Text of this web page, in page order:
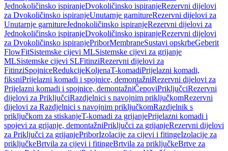
Jednokoličinsko ispiranjeDvokoličinsko ispiranjeRezervni dijelovi
za Dvokoličinsko ispiranjeUnutarnje garnitureRezervni dijelovi za
Unutarnje garnitureJednokoličinsko ispiranjeRezervni dijelovi za
Jednokoličinsko ispiranjeDvokoličinsko ispiranjeRezervni dijelovi
za Dvokoličinsko ispiranjePriborMembraneSustavi opskrbeGeberit
FlowFitSistemske cijevi MLSistemske cijevi za grijanje
MLSistemske cijevi SLFitinziRezervni dijelovi za
FitinziSpojniceRedukcijeKoljenaT-komadiPrijelazni komadi,
fiksniPrijelazni komadi i spojnice, demontažniRezervni dijelovi za
Prijelazni komadi i spojnice, demontažniČepoviPriključciRezervni
dijelovi za PriključciRazdjelnici s navojnim priključkomRezervni
dijelovi za Razdjelnici s navojnim priključkomRazdjelnik s
priključkom za stiskanjeT-komadi za grijanjePrijelazni komadi i
spojevi za grijanje, demontažniPriključci za grijanjeRezervni dijelovi
za Priključci za grijanjePriborIzolacije za cijevi i fitingeIzolacije za
priključkeBrtvila za cijevi i fitingeBrtvila za priključkeBrtve za